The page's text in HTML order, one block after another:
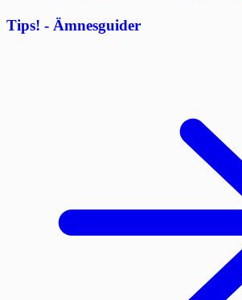
Tips! - Ämnesguider